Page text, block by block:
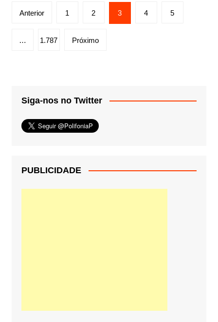
Paginação
posts
Anterior 1 2 3 4 5
… 1.787 Próximo
Siga-nos no Twitter
PUBLICIDADE